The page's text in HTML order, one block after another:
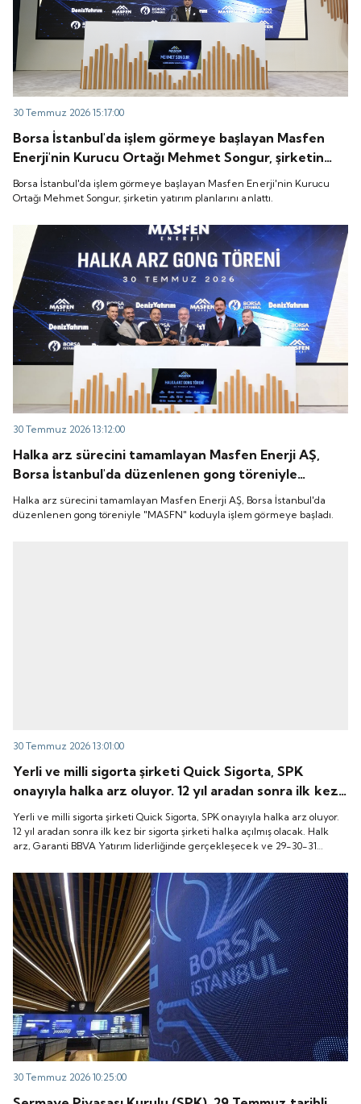
30 Temmuz 2026 15:17:00
Borsa İstanbul'da işlem görmeye başlayan Masfen
Enerji'nin Kurucu Ortağı Mehmet Songur, şirketin
yatırım planlarını anlattı.
Borsa İstanbul'da işlem görmeye başlayan Masfen Enerji'nin Kurucu
Ortağı Mehmet Songur, şirketin yatırım planlarını anlattı.
30 Temmuz 2026 13:12:00
Halka arz sürecini tamamlayan Masfen Enerji AŞ,
Borsa İstanbul'da düzenlenen gong töreniyle
"MASFN" koduyla işlem görmeye başladı.
Halka arz sürecini tamamlayan Masfen Enerji AŞ, Borsa İstanbul'da
düzenlenen gong töreniyle "MASFN" koduyla işlem görmeye başladı.
30 Temmuz 2026 13:01:00
Yerli ve milli sigorta şirketi Quick Sigorta, SPK
onayıyla halka arz oluyor. 12 yıl aradan sonra ilk kez
bir sigorta şirketi halka açılmış olacak. Halk arz,
Garanti BBVA Yatırım liderliğinde gerçekleşecek ve
29-30-31 Temmuz 2026 tarihlerinde talep
ile Quick Sigorta işlem görmeye başlayacak.
Yerli ve milli sigorta şirketi Quick Sigorta, SPK onayıyla halka arz oluyor.
12 yıl aradan sonra ilk kez bir sigorta şirketi halka açılmış olacak. Halk
arz, Garanti BBVA Yatırım liderliğinde gerçekleşecek ve 29-30-31
“Gong Töreni” ile Quick Sigorta işlem görmeye başlayacak.
30 Temmuz 2026 10:25:00